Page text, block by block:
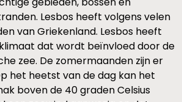
Lesbos heeft volgens velen
van Griekenland. Lesbos heeft
dat wordt beïnvloed door de
zee. De zomermaanden zijn er
het heetst van de dag kan het
boven de 40 graden Celsius